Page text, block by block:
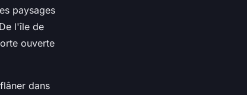
paysages
l'île de
ouverte
dans